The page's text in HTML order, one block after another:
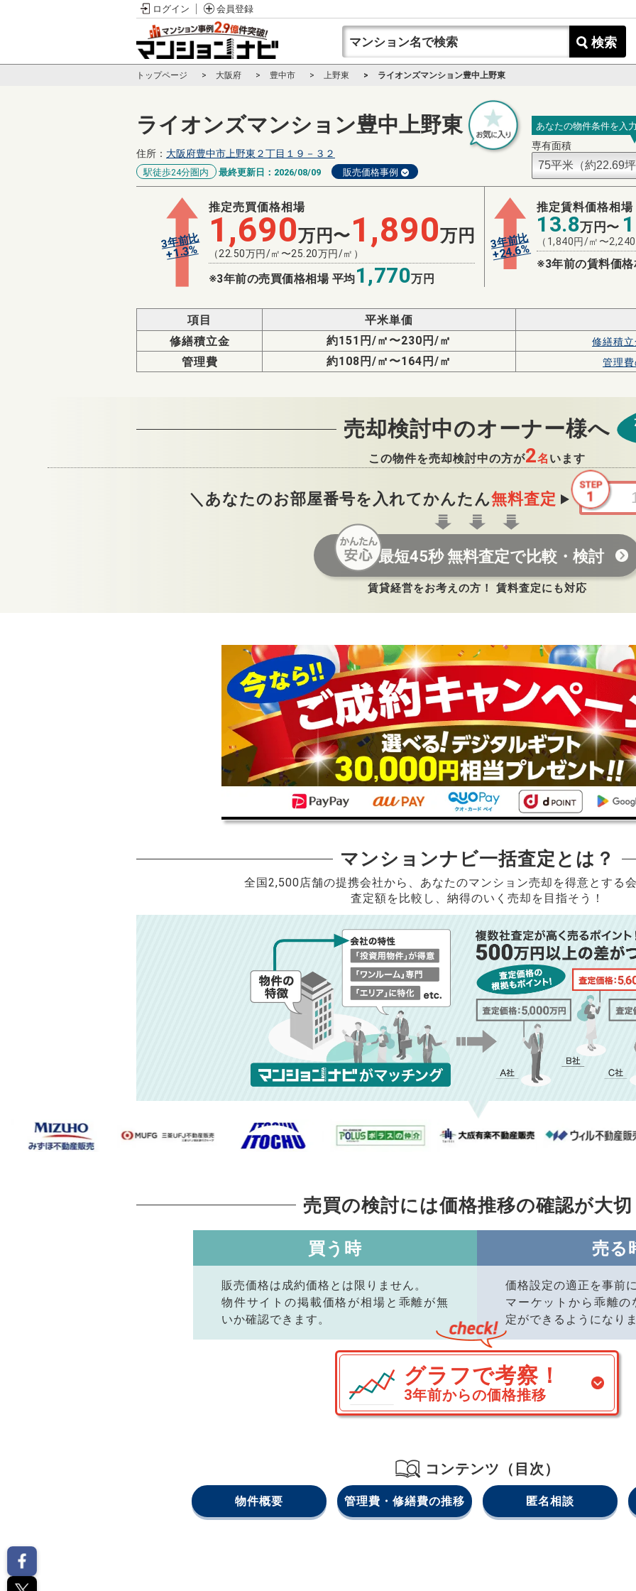
ログイン 会員登録
検索
トップページ 大阪府 豊中市 上野東 ライオンズマンション豊中上野東
ライオンズマンション豊中上野東
住所： 大阪府豊中市上野東２丁目１９－３２
駅徒歩24分圏内 最終更新日： 2026/08/09 販売価格事例
あなたの物件条件を入
専有面積
3年前比
+1.3%
推定売買価格相場
1,690万円〜1,890万円
（22.50万円/㎡〜25.20万円/㎡）
※3年前の売買価格相場 平均1,770万円
3年前比
+24.6%
推定賃料価格相場
13.8万円〜
（ 1,840円/㎡〜2,240
※3年前の賃料価
項目
平米単価
修繕積立金
約151円/㎡〜230円/㎡ 修繕積
管理費 約108円/㎡〜164円/㎡ 管理
売却検討中のオーナー様へ
この物件を売却検討中の方が2名 います
＼あなたのお部屋番号を入れてかんたん無料査定
最短45秒 無料査定で比較・検討
賃貸経営をお考えの方！ 賃料査定にも対応
マンションナビ一括査定とは？
全国2,500店舗の提携会社から、 あなたのマンション売却を得意とする
査定額を比較し、納得のいく売却を目指そう！
売買の検討には価格推移の確認が大
買う時
販売価格は成約価格とは限りません。
物件サイトの掲載価格が相場と乖離が無
いか確認できます。
売る
価格設定の適正を事前
マーケットから乖離
定ができるようになり
グラフで考察！
3年前からの価格推移
コンテンツ（目次）
物件概要 管理費・修繕費の推移 匿名相談